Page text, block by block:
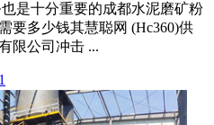
是十分重要的成都水泥磨矿粉
要多少钱其慧聪网 (Hc360)供
限公司冲击 ...